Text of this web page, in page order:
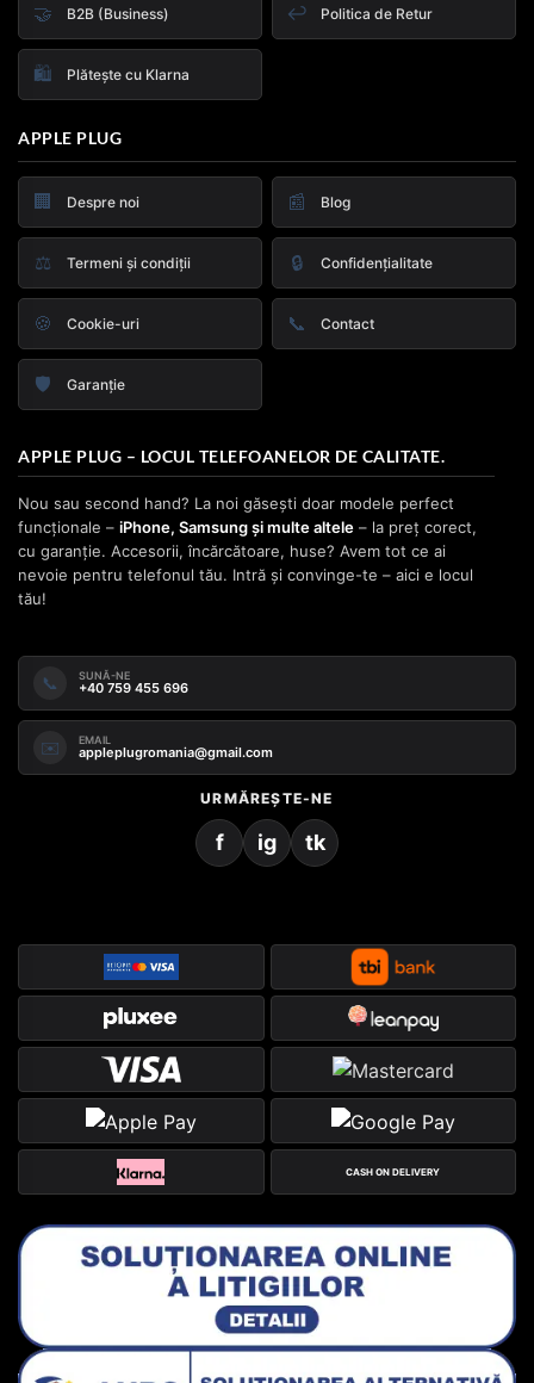
🤝 B2B (Business) ↩️ Politica de Retur
🛍️ Plătește cu Klarna
APPLE PLUG
🏢 Despre noi 📰 Blog
⚖️ Termeni și condiții 🔒 Confidențialitate
🍪 Cookie-uri 📞 Contact
🛡️ Garanție
APPLE PLUG – LOCUL TELEFOANELOR DE CALITATE.
Nou sau second hand? La noi găsești doar modele perfect
funcționale – iPhone, Samsung și multe altele – la preț corect,
cu garanție. Accesorii, încărcătoare, huse? Avem tot ce ai
nevoie pentru telefonul tău. Intră și convinge-te – aici e locul
tău!
📞 SUNĂ-NE
+40 759 455 696
✉️ EMAIL
appleplugromania@gmail.com
URMĂREȘTE-NE
f ig tk
CASH ON DELIVERY